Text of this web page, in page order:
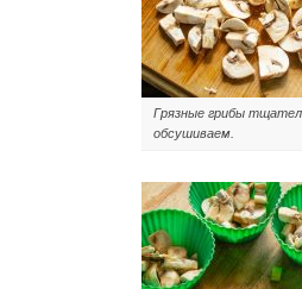
Грязные грибы
обсушиваем.